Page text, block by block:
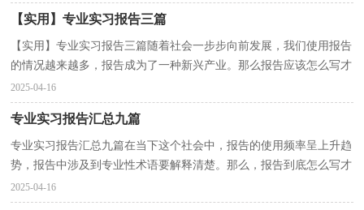
【实用】专业实习报告三篇
【实用】专业实习报告三篇随着社会一步步向前发展，我们使用报告
的情况越来越多，报告成为了一种新兴产业。那么报告应该怎么写才
合适呢？下面是小编为大家整理的专业实习报告3篇，...
2025-04-16
专业实习报告汇总九篇
专业实习报告汇总九篇在当下这个社会中，报告的使用频率呈上升趋
势，报告中涉及到专业性术语要解释清楚。那么，报告到底怎么写才
合适呢？以下是小编精心整理的专业实习报告9篇，欢迎...
2025-04-16